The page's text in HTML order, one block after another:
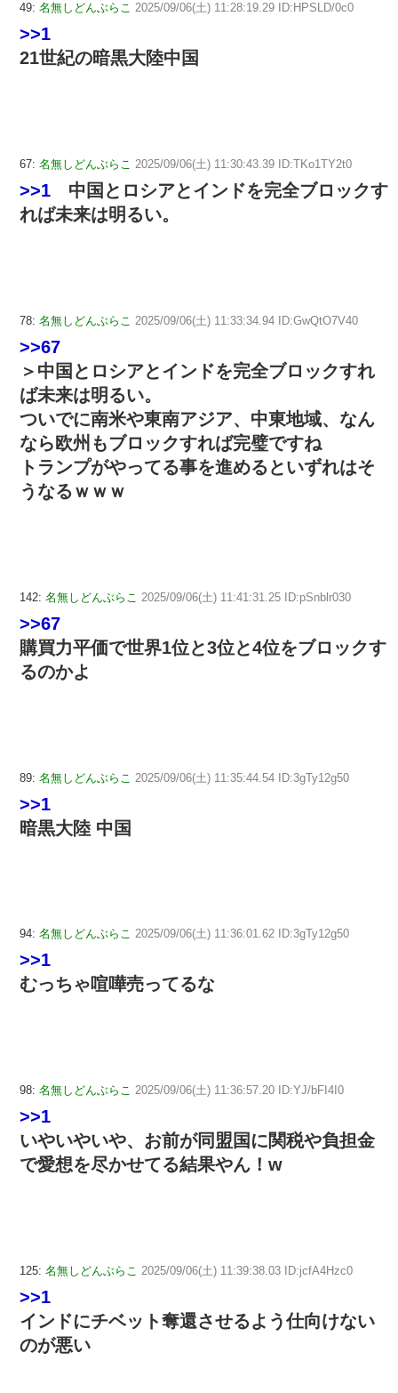
49: 名無しどんぶらこ 2025/09/06(土) 11:28:19.29 ID:HPSLD/0c0
>>1
21世紀の暗黒大陸中国
67: 名無しどんぶらこ 2025/09/06(土) 11:30:43.39 ID:TKo1TY2t0
>>1 中国とロシアとインドを完全ブロックす
れば未来は明るい。
78: 名無しどんぶらこ 2025/09/06(土) 11:33:34.94 ID:GwQtO7V40
>>67
＞中国とロシアとインドを完全ブロックすれ
ば未来は明るい。
ついでに南米や東南アジア、中東地域、なん
なら欧州もブロックすれば完璧ですね
トランプがやってる事を進めるといずれはそ
うなるｗｗｗ
142: 名無しどんぶらこ 2025/09/06(土) 11:41:31.25 ID:pSnblr030
>>67
購買力平価で世界1位と3位と4位をブロックす
るのかよ
89: 名無しどんぶらこ 2025/09/06(土) 11:35:44.54 ID:3gTy12g50
>>1
暗黒大陸 中国
94: 名無しどんぶらこ 2025/09/06(土) 11:36:01.62 ID:3gTy12g50
>>1
むっちゃ喧嘩売ってるな
98: 名無しどんぶらこ 2025/09/06(土) 11:36:57.20 ID:YJ/bFI4I0
>>1
いやいやいや、お前が同盟国に関税や負担金
で愛想を尽かせてる結果やん！w
125: 名無しどんぶらこ 2025/09/06(土) 11:39:38.03 ID:jcfA4Hzc0
>>1
インドにチベット奪還させるよう仕向けない
のが悪い